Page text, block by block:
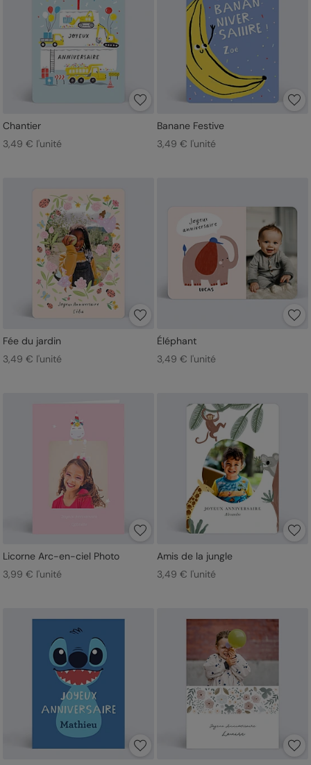
Chantier
3,49 € l'unité
Banane Festive
3,49 € l'unité
Fée du jardin
3,49 € l'unité
Éléphant
3,49 € l'unité
Licorne Arc-en-ciel Photo
3,99 € l'unité
Amis de la jungle
3,49 € l'unité